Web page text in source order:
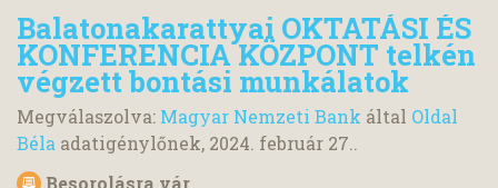
Balatonakarattyai OKTATÁSI ÉS
KONFERENCIA KÖZPONT telkén
végzett bontási munkálatok
Megválaszolva: Magyar Nemzeti Bank által Oldal
Béla adatigénylőnek, 2024. február 27..
Besorolásra vár